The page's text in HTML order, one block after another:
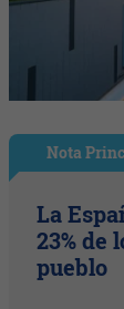
Nota
La
23% de
pueblo